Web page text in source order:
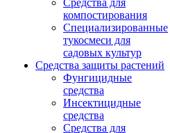
Средства для
компостирования
Специализированные
тукосмеси для
садовых культур
Средства защиты растений
Фунгицидные
средства
Инсектицидные
средства
Средства для